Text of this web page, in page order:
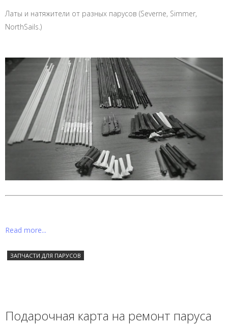
Латы и натяжители от разных парусов (Severne, Simmer,
NorthSails.)
Read more...
ЗАПЧАСТИ ДЛЯ ПАРУСОВ
Подарочная карта на ремонт паруса